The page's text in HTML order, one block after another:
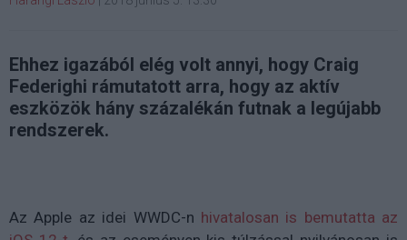
Ehhez igazából elég volt annyi, hogy Craig
Federighi rámutatott arra, hogy az aktív
eszközök hány százalékán futnak a legújabb
rendszerek.
Az Apple az idei WWDC-n hivatalosan is bemutatta az